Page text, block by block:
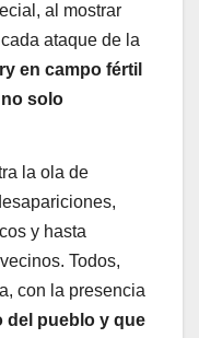
al mostrar
ataque de la
en campo fértil
solo
la ola de
y hasta
Todos,
con la presencia
del pueblo y que